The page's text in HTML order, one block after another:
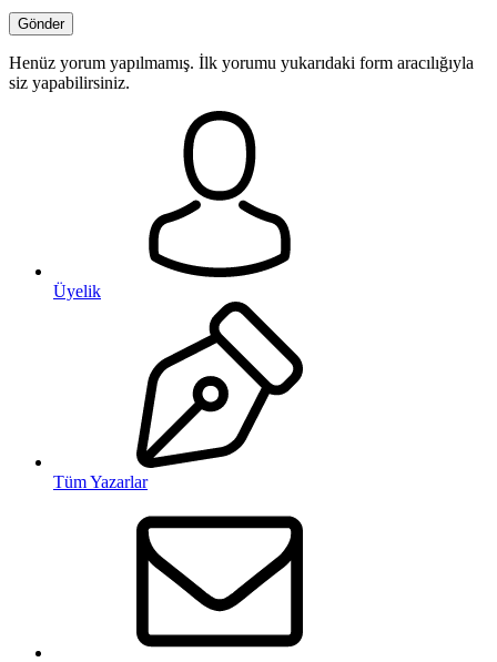
Henüz yorum yapılmamış. İlk yorumu yukarıdaki form aracılığıyla
siz yapabilirsiniz.
Üyelik
Tüm Yazarlar